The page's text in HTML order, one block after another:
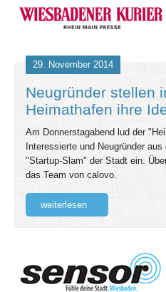
29. November 2014
Neugründer stellen
Heimathafen ihre
Am Donnerstagabend lud der
Interessierte und Neugründer
"Startup-Slam" der Stadt ein.
das Team von calovo.
weiterlesen